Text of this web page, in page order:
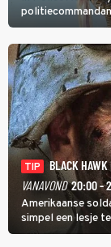
agenten.
TIP
BLACK HAWK
VANAVOND 20:00 -
Amerikaanse
simpel een lesje
verloopt in Black